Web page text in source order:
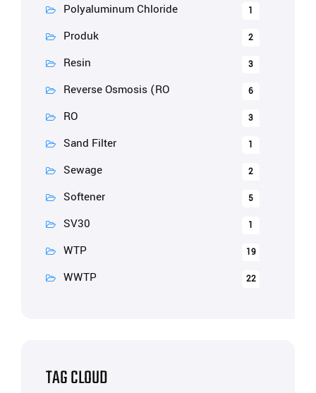
Polyaluminum Chloride 1
Produk 2
Resin 3
Reverse Osmosis (RO 6
RO 3
Sand Filter 1
Sewage 2
Softener 5
SV30 1
WTP 19
WWTP 22
TAG CLOUD